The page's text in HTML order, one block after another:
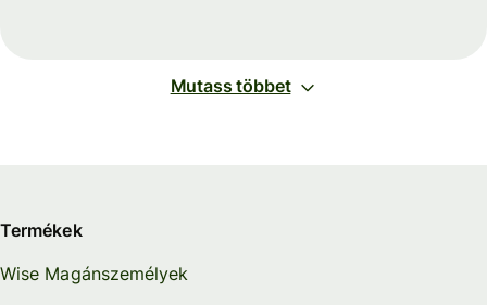
Mutass többet
Termékek
Wise Magánszemélyek